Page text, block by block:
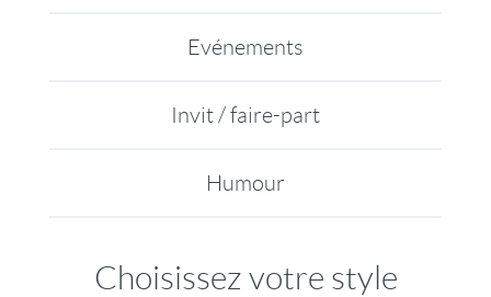
Evénements
Invit / faire-part
Humour
Choisissez votre style